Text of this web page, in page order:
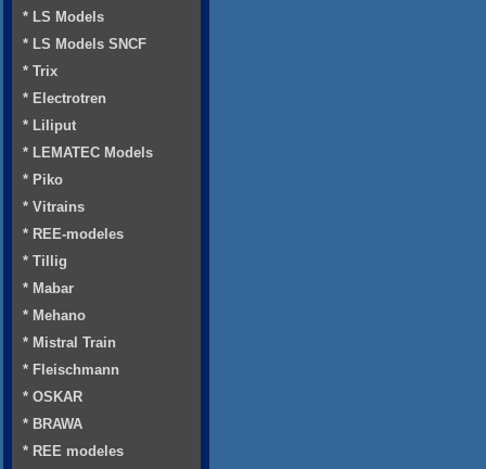
* LS Models
* LS Models SNCF
* Trix
* Electrotren
* Liliput
* LEMATEC Models
* Piko
* Vitrains
* REE-modeles
* Tillig
* Mabar
* Mehano
* Mistral Train
* Fleischmann
* OSKAR
* BRAWA
* REE modeles